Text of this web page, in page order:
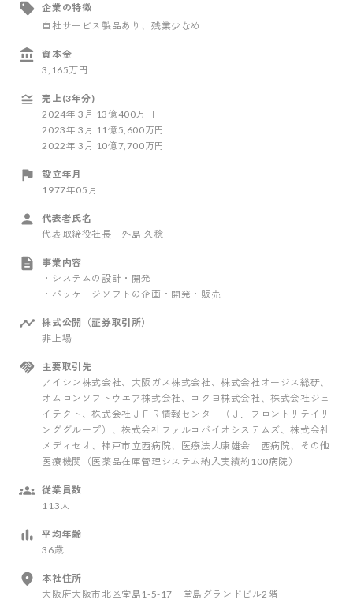
企業の特徴
自社サービス製品あり 、残業少なめ
資本金
3,165万円
売上(3年分)
2024年 3 月 13億400万円
2023年 3 月 11億5,600万円
2022年 3 月 10億7,700万円
設立年月
1977年05月
代表者氏名
代表取締役社長 外島 久稔
事業内容
・システムの設計・開発
・パッケージソフトの企画・開発・販売
株式公開（証券取引所）
非上場
主要取引先
アイシン株式会社、大阪ガス株式会社、株式会社オージス総研、
オムロンソフトウエア株式会社、コクヨ株式会社、株式会社ジェ
イテクト、株式会社ＪＦＲ情報センター（Ｊ．フロントリテイリ
ンググループ）、株式会社ファルコバイオシステムズ、株式会社
メディセオ、神戸市立西病院、医療法人康雄会 西病院、その他
医療機関（医薬品在庫管理システム納入実績約100病院）
従業員数
113人
平均年齢
36歳
本社住所
大阪府大阪市北区堂島1-5-17 堂島グランドビル2階